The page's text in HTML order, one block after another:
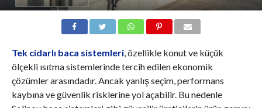
Tek cidarlı baca sistemleri, özellikle konut ve küçük
ölçekli ısıtma sistemlerinde tercih edilen ekonomik
çözümler arasındadır. Ancak yanlış seçim, performans
kaybına ve güvenlik risklerine yol açabilir. Bu nedenle